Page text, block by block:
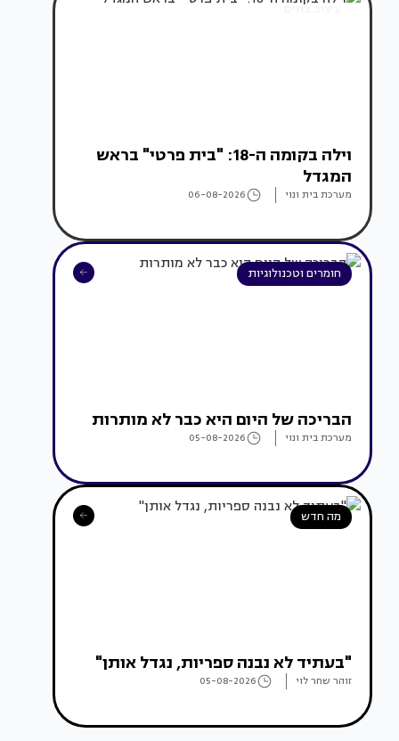
עיצוב בתים
וילה בקומה ה-18: "בית פרטי" בראש
המגדל
מערכת בית ונוי 06-08-2026
חומרים וטכנולוגיות
הבריכה של היום היא כבר לא מותרות
מערכת בית ונוי 05-08-2026
מה חדש
"בעתיד לא נבנה ספריות, נגדל אותן"
זוהר שחר לוי 05-08-2026